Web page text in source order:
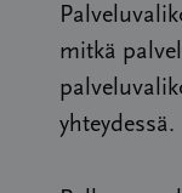
mitkä
yhteydessä.